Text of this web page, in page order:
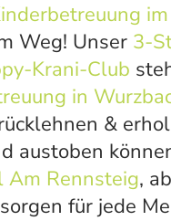
Weg! Unser 3-
Krani-Club
in
&
austoben
Am Rennsteig,
für jede